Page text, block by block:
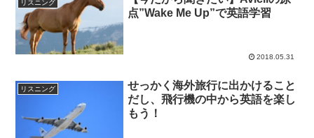
リスニング
点”Wake Me Up”で英語学習
2018.05.31
リスニング
せっかく海外旅行に出かけること
だし、飛行機の中から英語を楽し
もう！